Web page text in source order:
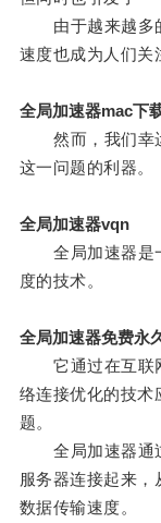
由于越来越多的
速度也成为人们关
全局加速器mac下
然而，我们幸运
这一问题的利器。
全局加速器vqn
全局加速器是一
度的技术。
全局加速器免费永
它通过在互联网
络连接优化的技术
题。
全局加速器通过
服务器连接起来
数据传输速度。